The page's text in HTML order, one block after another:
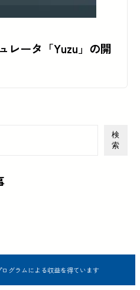
レータ「Yuzu」の開
検
索
グラムによる収益を得ています